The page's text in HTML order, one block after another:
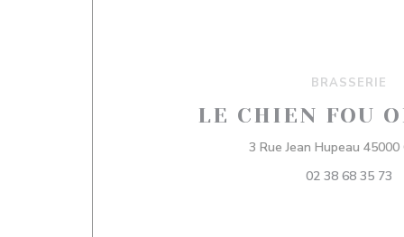
BRASSERIE
LE CHIEN FOU
3 Rue Jean Hupeau
02 38 68 35 73